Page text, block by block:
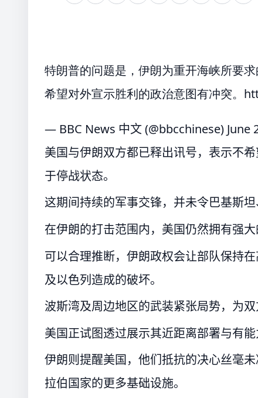
特朗普的问题是，伊朗为重开海峡所要
希望对外宣示胜利的政治意图有冲突。
— BBC News 中文 (@bbcchinese) June
美国与伊朗双方都已释出讯号，表示不
于停战状态。
这期间持续的军事交锋，并未令巴基斯
在伊朗的打击范围内，美国仍然拥有强大
可以合理推断，伊朗政权会让部队保持
及以色列造成的破坏。
波斯湾及周边地区的武装紧张局势，为双
美国正试图透过展示其近距离部署与有
伊朗则提醒美国，他们抵抗的决心丝毫
拉伯国家的更多基础设施。